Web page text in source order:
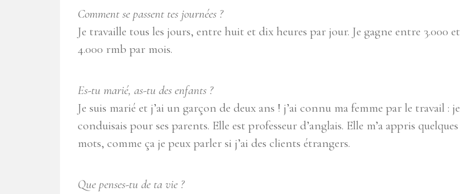
Comment se passent tes journées ?
Je travaille tous les jours, entre huit et dix heures par jour. Je gagne entre 3.000 et
4.000 rmb par mois.
Es-tu marié, as-tu des enfants ?
Je suis marié et j’ai un garçon de deux ans ! j’ai connu ma femme par le travail : je
conduisais pour ses parents. Elle est professeur d’anglais. Elle m’a appris quelques
mots, comme ça je peux parler si j’ai des clients étrangers.
Que penses-tu de ta vie ?